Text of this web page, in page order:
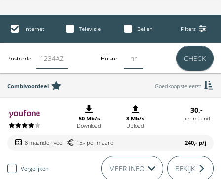
Internet Televisie Bellen Filters
Postcode Huisnr. CHECK
Combivoordeel Goedkoopste eerst
50 Mb/s
Download
8 Mb/s
Upload
30,-
per maand
8 maanden voor 15,- per maand 240,- p/j
Vergelijken MEER INFO BEKIJK